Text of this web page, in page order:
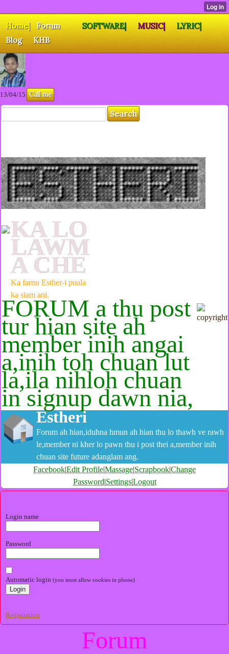
Home| Forum SOFTWARE| MUSIC|
LYRIC|
Blog
KHB
13/04/15 Call me
KA LO
LAWM
A CHE
Ka farnu Esther-i puala
ka siam ani.
FORUM a thu post
tur hian site ah
member inih angai
a,inih toh chuan lut
la,ila nihloh chuan
in signup dawn nia,
Estheri
Forum ah hian,iduhna hmun ah hian thu lo thawh ve rawh
le,member ni kher lo pawn thu i post thei a,member inih
chuan site future adanglam ang.
Facebook|Edit Profile|Massage|Scrapbook|Change
Password|Settings|Logout
Login name
Password
Automatic login (you must allow cookies in phone)
Registration
Forum